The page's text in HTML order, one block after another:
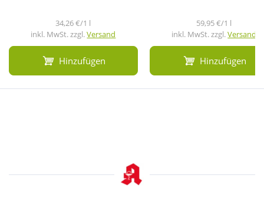
34,26 €/1 l
inkl. MwSt. zzgl.Versand
Hinzufügen
59,95 €/1 l
inkl. MwSt. zzgl.Versand
Hinzufügen